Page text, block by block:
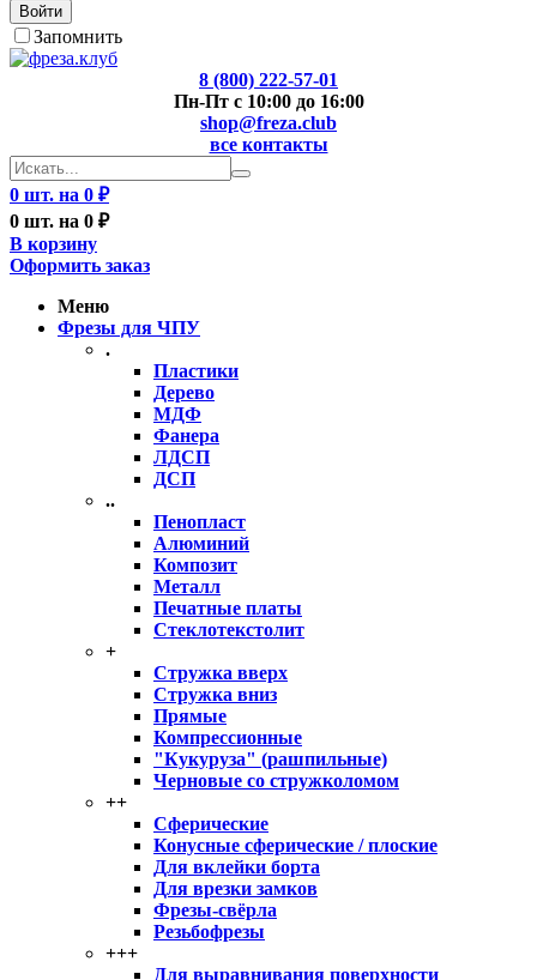
Войти
Запомнить
8 (800) 222-57-01
Пн-Пт с 10:00 до 16:00
shop@freza.club
все контакты
0 шт. на 0 ₽
0 шт. на 0 ₽
В корзину
Оформить заказ
Меню
Фрезы для ЧПУ
.
Пластики
Дерево
МДФ
Фанера
ЛДСП
ДСП
..
Пенопласт
Алюминий
Композит
Металл
Печатные платы
Стеклотекстолит
+
Стружка вверх
Стружка вниз
Прямые
Компрессионные
"Кукуруза" (рашпильные)
Черновые со стружколомом
++
Сферические
Конусные сферические / плоские
Для вклейки борта
Для врезки замков
Фрезы-свёрла
Резьбофрезы
+++
Для выравнивания поверхности